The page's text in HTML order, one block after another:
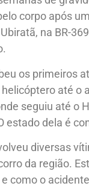
corpo após
na BR-
os primeiros
helicóptero até o
seguiu até o
estado dela é
diversas
da região.
como o